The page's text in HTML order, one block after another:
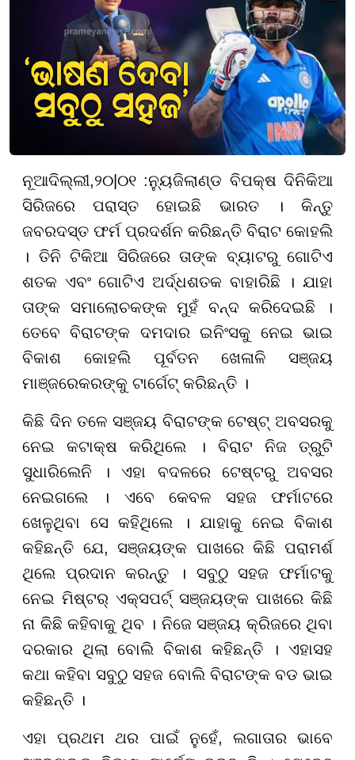
ନୂଆଦିଲ୍ଲୀ,୨୦|୦୧ :ନ୍ୟୁଜିଲାଣ୍ଡ ବିପକ୍ଷ ଦିନିକିଆ
ସିରିଜରେ ପରାସ୍ତ ହୋଇଛି ଭାରତ । କିନ୍ତୁ
ଜବରଦସ୍ତ ଫର୍ମ ପ୍ରଦର୍ଶନ କରିଛନ୍ତି ବିରାଟ କୋହଲି
। ତିନି ଟିକିଆ ସିରିଜରେ ତାଙ୍କ ବ୍ୟାଟରୁ ଗୋଟିଏ
ଶତକ ଏବଂ ଗୋଟିଏ ଅର୍ଦ୍ଧଶତକ ବାହାରିଛି । ଯାହା
ତାଙ୍କ ସମାଲୋଚକଙ୍କ ମୁହଁ ବନ୍ଦ କରିଦେଇଛି ।
ତେବେ ବିରାଟଙ୍କ ଦମଦାର ଇନିଂସକୁ ନେଇ ଭାଇ
ବିକାଶ କୋହଲି ପୂର୍ବତନ ଖେଳାଳି ସଞ୍ଜୟ
ମାଞ୍ଜରେକରଙ୍କୁ ଟାର୍ଗେଟ୍ କରିଛନ୍ତି ।
କିଛି ଦିନ ତଳେ ସଞ୍ଜୟ ବିରାଟଙ୍କ ଟେଷ୍ଟ୍ ଅବସରକୁ
ନେଇ କଟାକ୍ଷ କରିଥିଲେ । ବିରାଟ ନିଜ ତ୍ରୁଟି
ସୁଧାରିଲେନି । ଏହା ବଦଳରେ ଟେଷ୍ଟରୁ ଅବସର
ନେଇଗଲେ । ଏବେ କେବଳ ସହଜ ଫର୍ମାଟରେ
ଖେଳୁଥିବା ସେ କହିଥିଲେ । ଯାହାକୁ ନେଇ ବିକାଶ
କହିଛନ୍ତି ଯେ, ସଞ୍ଜୟଙ୍କ ପାଖରେ କିଛି ପରାମର୍ଶ
ଥିଲେ ପ୍ରଦାନ କରନ୍ତୁ । ସବୁଠୁ ସହଜ ଫର୍ମାଟକୁ
ନେଇ ମିଷ୍ଟର୍ ଏକ୍ସପର୍ଟ୍ ସଞ୍ଜୟଙ୍କ ପାଖରେ କିଛି
ନା କିଛି କହିବାକୁ ଥିବ । ନିଜେ ସଞ୍ଜୟ କ୍ରିଜରେ ଥିବା
ଦରକାର ଥିଲା ବୋଲି ବିକାଶ କହିଛନ୍ତି । ଏହାସହ
କଥା କହିବା ସବୁଠୁ ସହଜ ବୋଲି ବିରାଟଙ୍କ ବଡ ଭାଇ
କହିଛନ୍ତି ।
ଏହା ପ୍ରଥମ ଥର ପାଇଁ ନୁହେଁ, ଲଗାତାର ଭାବେ